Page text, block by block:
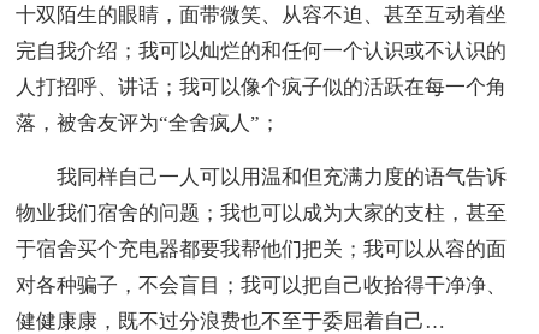
十双陌生的眼睛，面带微笑、从容不迫、甚至互动着坐
完自我介绍；我可以灿烂的和任何一个认识或不认识的
人打招呼、讲话；我可以像个疯子似的活跃在每一个角
落，被舍友评为“全舍疯人”；
我同样自己一人可以用温和但充满力度的语气告诉
物业我们宿舍的问题；我也可以成为大家的支柱，甚至
于宿舍买个充电器都要我帮他们把关；我可以从容的面
对各种骗子，不会盲目；我可以把自己收拾得干净净、
健健康康，既不过分浪费也不至于委屈着自己…